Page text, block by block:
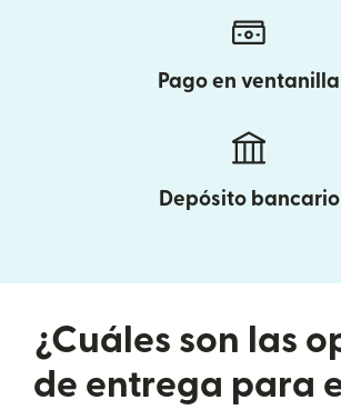
Pago en ventanilla
Depósito bancario
¿Cuáles son las
de entrega para